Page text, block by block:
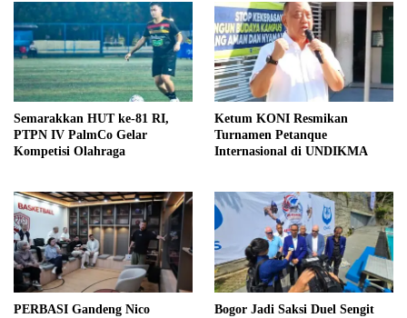
Semarakkan HUT ke-81 RI,
PTPN IV PalmCo Gelar
Kompetisi Olahraga
Ketum KONI Resmikan
Turnamen Petanque
Internasional di UNDIKMA
PERBASI Gandeng Nico
Bogor Jadi Saksi Duel Sengit